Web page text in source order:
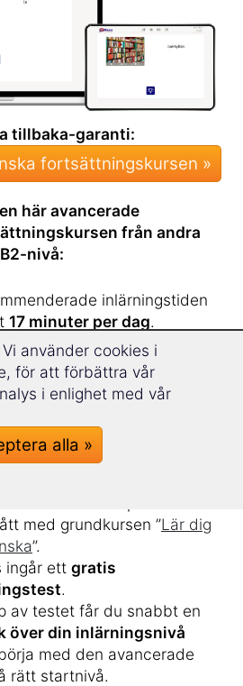
tillbaka-garanti:
fortsättningskursen »
här avancerade
från andra
nivå:
inlärningstiden
17 minuter per dag.
att bli förvånad över hur
effektivt duutökar ditt
med den här kursen!
kursen lär dig över
ord.
med grundkursen ”Lär dig
”.
ingår ett gratis
.
av testet får du snabbt en
över din inlärningsnivå
med den avancerade
rätt startnivå.
använder cookies i
för att förbättra vår
i enlighet med vår
alla »